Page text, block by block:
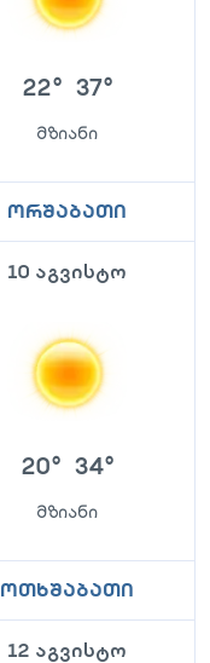
22° 37°
მზიანი
ორშაბათი
10 აგვისტო
20° 34°
მზიანი
ოთხშაბათი
12 აგვისტო